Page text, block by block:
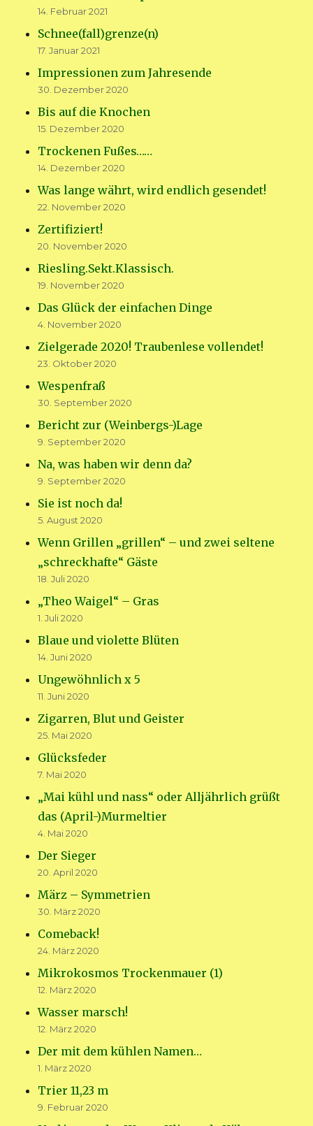
14. Februar 2021
Schnee(fall)grenze(n)
17. Januar 2021
Impressionen zum Jahresende
30. Dezember 2020
Bis auf die Knochen
15. Dezember 2020
Trockenen Fußes……
14. Dezember 2020
Was lange währt, wird endlich gesendet!
22. November 2020
Zertifiziert!
20. November 2020
Riesling.Sekt.Klassisch.
19. November 2020
Das Glück der einfachen Dinge
4. November 2020
Zielgerade 2020! Traubenlese vollendet!
23. Oktober 2020
Wespenfraß
30. September 2020
Bericht zur (Weinbergs-)Lage
9. September 2020
Na, was haben wir denn da?
9. September 2020
Sie ist noch da!
5. August 2020
Wenn Grillen „grillen“ – und zwei seltene
„schreckhafte“ Gäste
18. Juli 2020
„Theo Waigel“ – Gras
1. Juli 2020
Blaue und violette Blüten
14. Juni 2020
Ungewöhnlich x 5
11. Juni 2020
Zigarren, Blut und Geister
25. Mai 2020
Glücksfeder
7. Mai 2020
„Mai kühl und nass“ oder Alljährlich grüßt
das (April-)Murmeltier
4. Mai 2020
Der Sieger
20. April 2020
März – Symmetrien
30. März 2020
Comeback!
24. März 2020
Mikrokosmos Trockenmauer (1)
12. März 2020
Wasser marsch!
12. März 2020
Der mit dem kühlen Namen…
1. März 2020
Trier 11,23 m
9. Februar 2020